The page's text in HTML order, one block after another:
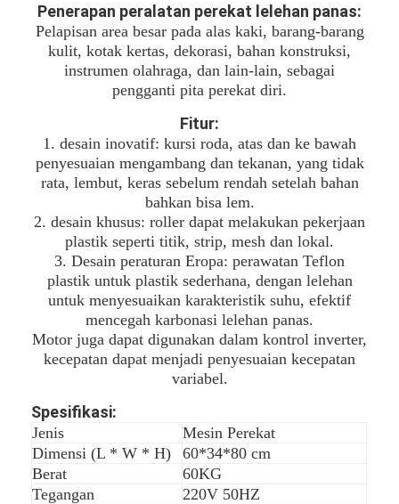
Penerapan peralatan perekat lelehan panas:
Pelapisan area besar pada alas kaki, barang-barang
kulit, kotak kertas, dekorasi, bahan konstruksi,
instrumen olahraga, dan lain-lain, sebagai
pengganti pita perekat diri.
Fitur:
1. desain inovatif: kursi roda, atas dan ke bawah
penyesuaian mengambang dan tekanan, yang tidak
rata, lembut, keras sebelum rendah setelah bahan
bahkan bisa lem.
2. desain khusus: roller dapat melakukan pekerjaan
plastik seperti titik, strip, mesh dan lokal.
3. Desain peraturan Eropa: perawatan Teflon
plastik untuk plastik sederhana, dengan lelehan
untuk menyesuaikan karakteristik suhu, efektif
mencegah karbonasi lelehan panas.
Motor juga dapat digunakan dalam kontrol inverter,
kecepatan dapat menjadi penyesuaian kecepatan
variabel.
Spesifikasi:
Jenis
Mesin Perekat
Dimensi (L * W * H)
60*34*80 cm
Berat
60KG
Tegangan
220V 50HZ